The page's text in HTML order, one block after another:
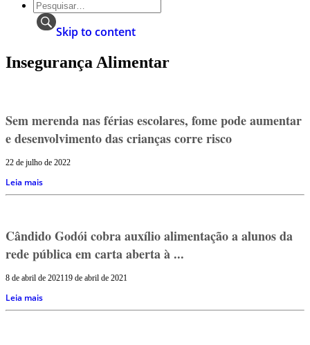
Skip to content
Insegurança Alimentar
Sem merenda nas férias escolares, fome pode aumentar
e desenvolvimento das crianças corre risco
22 de julho de 2022
Leia mais
Cândido Godói cobra auxílio alimentação a alunos da
rede pública em carta aberta à ...
8 de abril de 202119 de abril de 2021
Leia mais